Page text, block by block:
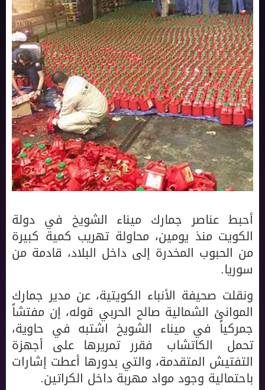
أحبط عناصر جمارك ميناء الشويخ في دولة
الكويت منذ يومين، محاولة تهريب كمية كبيرة
من الحبوب المخدرة إلى داخل البلاد، قادمة من
سوريا.
ونقلت صحيفة الأنباء الكويتية، عن مدير جمارك
الموانئ الشمالية صالح الحربي قوله، إن مفتشاً
جمركياً في ميناء الشويخ اشتبه في حاوية،
تحمل «الكاتشاب» فقرر تمريرها على أجهزة
التفتيش المتقدمة، والتي بدورها أعطت إشارات
باحتمالية وجود مواد مهربة داخل الكراتين.